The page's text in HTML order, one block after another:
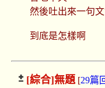
然後吐出來一句
到底是怎樣啊
[綜合]無題[29篇